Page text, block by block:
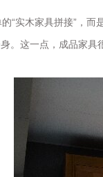
“实木家具拼接”，而
。这一点，成品家具